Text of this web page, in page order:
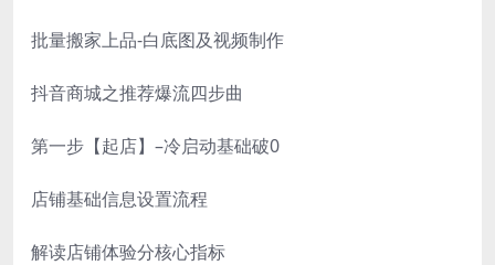
批量搬家上品-白底图及视频制作
抖音商城之推荐爆流四步曲
第一步【起店】–冷启动基础破0
店铺基础信息设置流程
解读店铺体验分核心指标